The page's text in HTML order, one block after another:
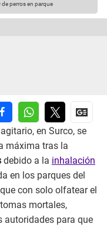
perros en parque
en Surco, se
máxima tras la
debido a la inhalación
en los parques del
con solo olfatear el
mortales,
autoridades para que